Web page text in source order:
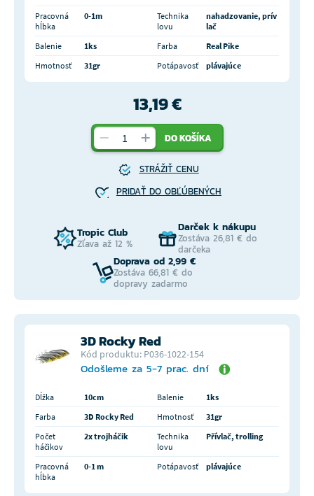
Pracovná
hĺbka
0-1m
Technika
lovu
nahadzovanie, prív
lač
Balenie
1ks Farba
Real Pike
Hmotnosť
31gr Potápavosť plávajúce
13,19 €
DO KOŠÍKA
STRÁŽIŤ CENU
PRIDAŤ DO OBĽÚBENÝCH
Tropic Club
Zľava až 12 %
Darček k nákupu
Zostáva 26,81 € do
darčeka
Doprava od 2,99 €
Zostáva 66,81 € do
dopravy zadarmo
3D Rocky Red
Kód produktu: P036-1022-154
Odošleme za 5-7 prac. dní
Dĺžka 10cm Balenie
1ks
Farba
3D Rocky Red Hmotnosť
31gr
Počet
háčikov
2x trojháčik
Technika
lovu
Přívlač, trolling
Pracovná
hĺbka
0-1 m Potápavosť plávajúce